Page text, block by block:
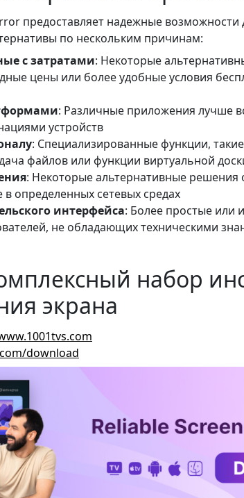
предоставляет надежные возможности
по нескольким причинам:
с затратами: Некоторые
цены или более удобные условия
: Различные приложения лучше
устройств
: Специализированные функции,
файлов или функции виртуальной
: Некоторые альтернативные решения
определенных сетевых средах
интерфейса: Более простые или
не обладающих техническими
набор
экрана
download